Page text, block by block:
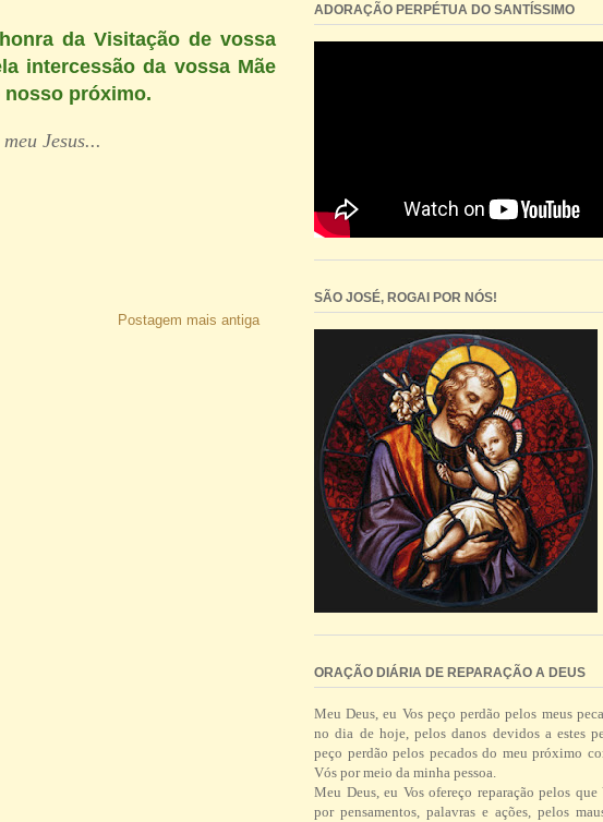
da Visitação de vossa
intercessão da vossa Mãe
nosso próximo.
Jesus...
Postagem mais antiga
ADORAÇÃO PERPÉTUA DO SANTÍSSIMO
SÃO JOSÉ, ROGAI POR NÓS!
ORAÇÃO DIÁRIA DE REPARAÇÃO A DEUS
Meu Deus, eu Vos peço perdão pelos meus
no dia de hoje, pelos danos devidos a estes
peço perdão pelos pecados do meu próximo
Vós por meio da minha pessoa.
Meu Deus, eu Vos ofereço reparação pelos que
por pensamentos, palavras e ações, pelos